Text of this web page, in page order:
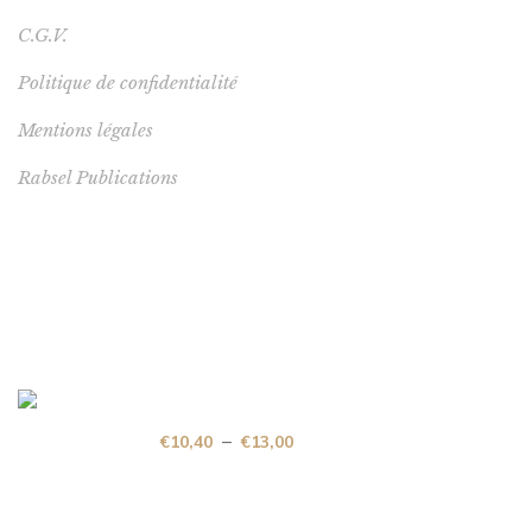
C.G.V.
Politique de confidentialité
Mentions légales
Rabsel Publications
€10,40 – €13,00